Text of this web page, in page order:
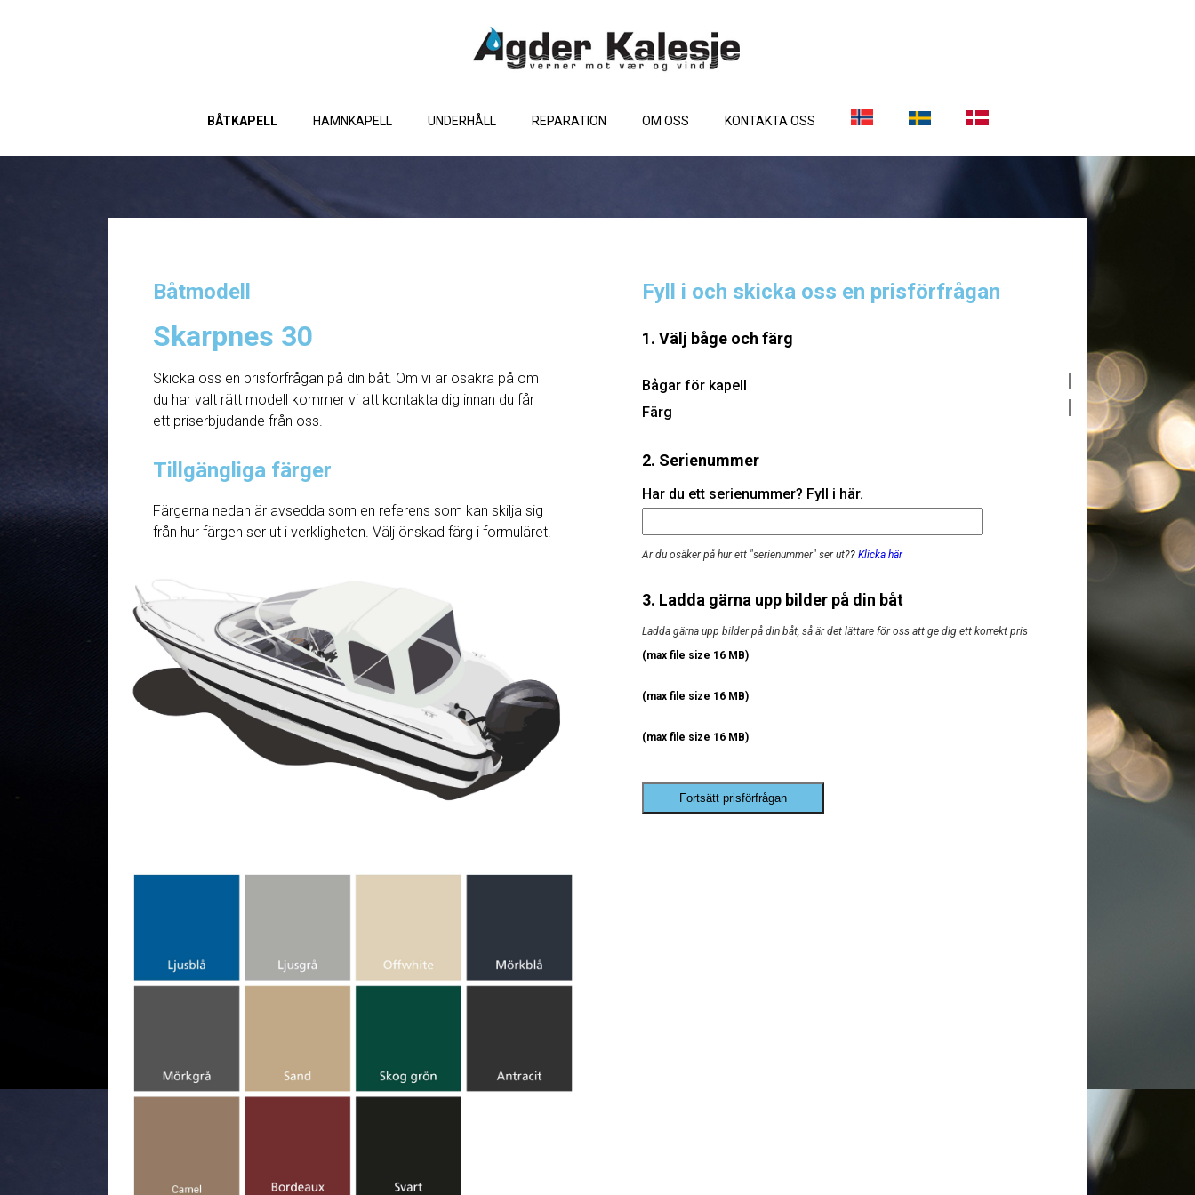
BÅTKAPELL HAMNKAPELL UNDERHÅLL REPARATION OM OSS KONTAKTA OSS
Båtmodell
Skarpnes 30
Skicka oss en prisförfrågan på din båt. Om vi ​​är osäkra på om
du har valt rätt modell kommer vi att kontakta dig innan du får
ett priserbjudande från oss.
Tillgängliga färger
Färgerna nedan är avsedda som en referens som kan skilja sig
från hur färgen ser ut i verkligheten. Välj önskad färg i formuläret.
Fyll i och skicka oss en prisförfrågan
1. Välj båge och färg
Bågar för kapell
Färg
2. Serienummer
Har du ett serienummer? Fyll i här.
Är du osäker på hur ett "serienummer" ser ut?? Klicka här
3. Ladda gärna upp bilder på din båt
Ladda gärna upp bilder på din båt, så är det lättare för oss att ge dig ett korrekt pris
(max file size 16 MB)
(max file size 16 MB)
(max file size 16 MB)
Fortsätt prisförfrågan